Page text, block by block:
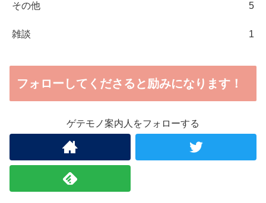
その他 5
雑談 1
フォローしてくださると励みになります！
ゲテモノ案内人をフォローする